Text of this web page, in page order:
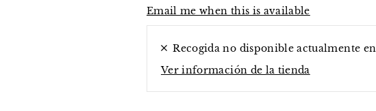
Email me when this is available
Recogida no disponible actualmente en
Ver información de la tienda